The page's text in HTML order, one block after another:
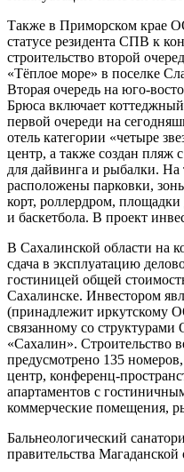
Также в Приморском крае
статусе резидента СПВ к
строительство второй
«Тёплое море» в поселке
Вторая очередь на юго-
Брюса включает
первой очереди на
отель категории «четыре
центр, а также создан пляж
для дайвинга и рыбалки. На
расположены парковки,
корт, роллердром, площадки
и баскетбола. В проект
В Сахалинской области на
сдача в эксплуатацию
гостиницей общей
Сахалинске. Инвестором
(принадлежит иркутскому
связанному со
«Сахалин». Строительство
предусмотрено 135
центр, конференц-
апартаментов с
коммерческие помещения,
Бальнеологический
правительства Магаданской